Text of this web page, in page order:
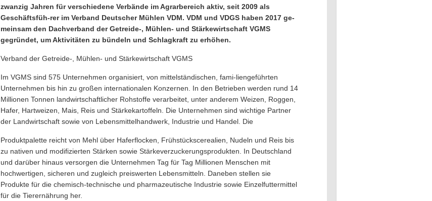
zwanzig Jahren für verschiedene Verbände im Agrarbereich aktiv, seit 2009 als
Geschäftsfüh-rer im Verband Deutscher Mühlen VDM. VDM und VDGS haben 2017 ge-
meinsam den Dachverband der Getreide-, Mühlen- und Stärkewirtschaft VGMS
gegründet, um Aktivitäten zu bündeln und Schlagkraft zu erhöhen.
Verband der Getreide-, Mühlen- und Stärkewirtschaft VGMS
Im VGMS sind 575 Unternehmen organisiert, von mittelständischen, fami-liengeführten
Unternehmen bis hin zu großen internationalen Konzernen. In den Betrieben werden rund 14
Millionen Tonnen landwirtschaftlicher Rohstoffe verarbeitet, unter anderem Weizen, Roggen,
Hafer, Hartweizen, Mais, Reis und Stärkekartoffeln. Die Unternehmen sind wichtige Partner
der Landwirtschaft sowie von Lebensmittelhandwerk, Industrie und Handel. Die
Produktpalette reicht von Mehl über Haferflocken, Frühstückscerealien, Nudeln und Reis bis
zu nativen und modifizierten Stärken sowie Stärkeverzuckerungsprodukten. In Deutschland
und darüber hinaus versorgen die Unternehmen Tag für Tag Millionen Menschen mit
hochwertigen, sicheren und zugleich preiswerten Lebensmitteln. Daneben stellen sie
Produkte für die chemisch-technische und pharmazeutische Industrie sowie Einzelfuttermittel
für die Tierernährung her.